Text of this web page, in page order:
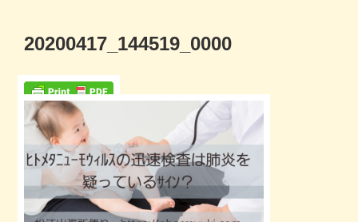
20200417_144519_0000